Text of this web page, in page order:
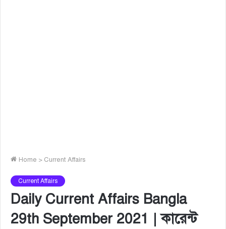
Home > Current Affairs
Current Affairs
Daily Current Affairs Bangla
29th September 2021 | কারেন্ট